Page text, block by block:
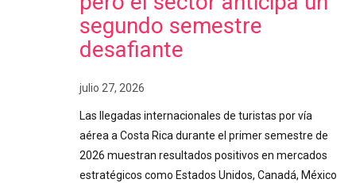
segundo semestre
desafiante
julio 27, 2026
Las llegadas internacionales de turistas por vía
aérea a Costa Rica durante el primer semestre de
2026 muestran resultados positivos en mercados
estratégicos como Estados Unidos, Canadá, México